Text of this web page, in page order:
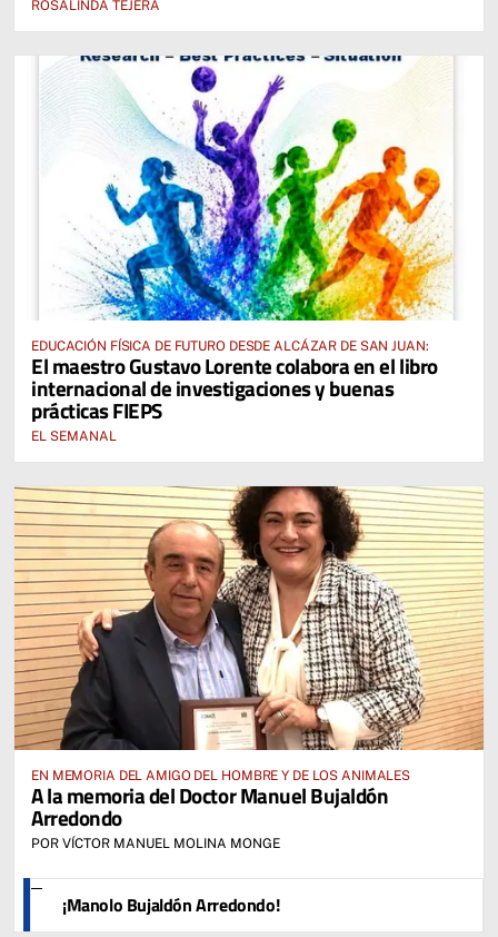
ROSALINDA TEJERA
EDUCACIÓN FÍSICA DE FUTURO DESDE ALCÁZAR DE SAN JUAN:
El maestro Gustavo Lorente colabora en el libro
internacional de investigaciones y buenas
prácticas FIEPS
EL SEMANAL
EN MEMORIA DEL AMIGO DEL HOMBRE Y DE LOS ANIMALES
A la memoria del Doctor Manuel Bujaldón
Arredondo
POR VÍCTOR MANUEL MOLINA MONGE
¡Manolo Bujaldón Arredondo!